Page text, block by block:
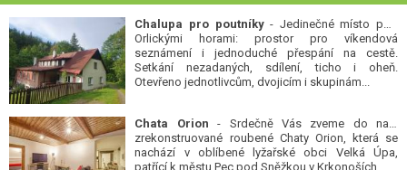
Chalupa pro poutníky- Jedinečné místo pod
Orlickými horami: prostor pro víkendová
seznámení i jednoduché přespání na cestě.
Setkání nezadaných, sdílení, ticho i oheň.
Otevřeno jednotlivcům, dvojicím i skupinám...
Chata Orion - Srdečně Vás zveme do naší
zrekonstruované roubené Chaty Orion, která se
nachází v oblíbené lyžařské obci Velká Úpa,
patřící k městu Pec pod Sněžkou v Krkonoších.